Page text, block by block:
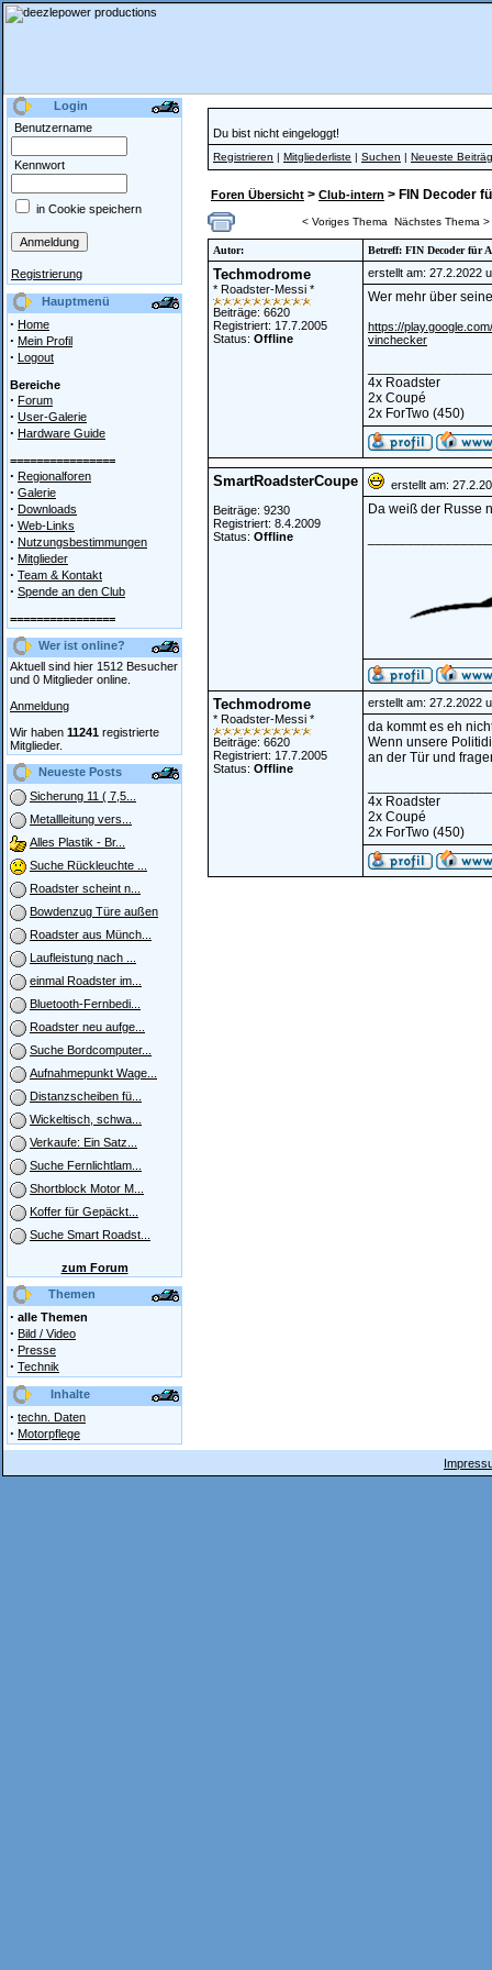
Login
Benutzername
Kennwort
in Cookie speichern
Registrierung
Hauptmenü
· Home
· Mein Profil
· Logout
Bereiche
· Forum
· User-Galerie
· Hardware Guide
================
· Regionalforen
· Galerie
· Downloads
· Web-Links
· Nutzungsbestimmungen
· Mitglieder
· Team & Kontakt
· Spende an den Club
================
Wer ist online?
Aktuell sind hier 1512 Besucher
und 0 Mitglieder online.
Anmeldung
Wir haben 11241 registrierte
Mitglieder.
Neueste Posts
Sicherung 11 ( 7,5...
Metallleitung vers...
Alles Plastik - Br...
Suche Rückleuchte ...
Roadster scheint n...
Bowdenzug Türe außen
Roadster aus Münch...
Laufleistung nach ...
einmal Roadster im...
Bluetooth-Fernbedi...
Roadster neu aufge...
Suche Bordcomputer...
Aufnahmepunkt Wage...
Distanzscheiben fü...
Wickeltisch, schwa...
Verkaufe: Ein Satz...
Suche Fernlichtlam...
Shortblock Motor M...
Koffer für Gepäckt...
Suche Smart Roadst...
zum Forum
Themen
· alle Themen
· Bild / Video
· Presse
· Technik
Inhalte
· techn. Daten
· Motorpflege
Du bist nicht eingeloggt!
Registrieren | Mitgliederliste | Suchen | Neueste
Foren Übersicht > Club-intern > FIN Decoder
< Voriges Thema Nächstes Thema >
Autor: Betreff: FIN Decoder für
Techmodrome
* Roadster-Messi *
Beiträge: 6620
Registriert: 17.7.2005
Status: Offline
erstellt am: 27.2.2022
Wer mehr über
https://
vinchecker
4x Roadster
2x Coupé
2x ForTwo (450)
SmartRoadsterCoupe
Beiträge: 9230
Registriert: 8.4.2009
Status: Offline
erstellt am:
Da weiß der Russe
Techmodrome
* Roadster-Messi *
Beiträge: 6620
Registriert: 17.7.2005
Status: Offline
erstellt am: 27.2.2022
da kommt es eh
Wenn unsere
an der Tür und
4x Roadster
2x Coupé
2x ForTwo (450)